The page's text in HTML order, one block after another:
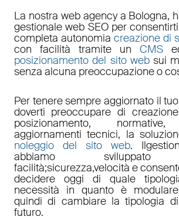
La nostra web agency a Bologna,
gestionale web SEOper
completa autonomia creazione di
con facilità tramite un CMS
posizionamento del sito websui
senza alcuna preoccupazione o
Per tenere sempre aggiornato il
doverti preoccupare di
posizionamento, normative
aggiornamenti tecnici, la
noleggio del sito web. Il
abbiamo sviluppato
facilità;sicurezza,velocità e
decidere oggi di quale
necessità in quanto è modulare
quindi di cambiare la tipologia
futuro.